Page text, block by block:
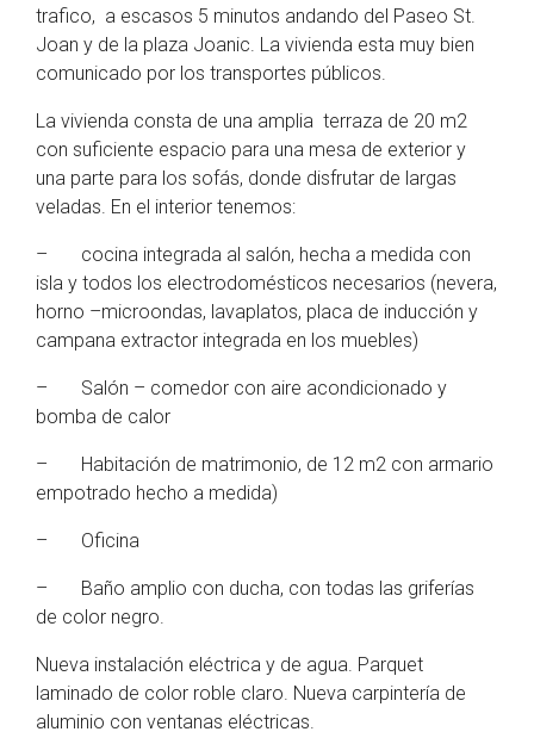
trafico, a escasos 5 minutos andando del Paseo St.
Joan y de la plaza Joanic. La vivienda esta muy bien
comunicado por los transportes públicos.
La vivienda consta de una amplia terraza de 20 m2
con suficiente espacio para una mesa de exterior y
una parte para los sofás, donde disfrutar de largas
veladas. En el interior tenemos:
– cocina integrada al salón, hecha a medida con
isla y todos los electrodomésticos necesarios (nevera,
horno –microondas, lavaplatos, placa de inducción y
campana extractor integrada en los muebles)
– Salón – comedor con aire acondicionado y
bomba de calor
– Habitación de matrimonio, de 12 m2 con armario
empotrado hecho a medida)
– Oficina
– Baño amplio con ducha, con todas las griferías
de color negro.
Nueva instalación eléctrica y de agua. Parquet
laminado de color roble claro. Nueva carpintería de
aluminio con ventanas eléctricas.